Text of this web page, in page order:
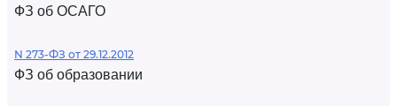
ФЗ об ОСАГО
N 273-ФЗ от 29.12.2012
ФЗ об образовании